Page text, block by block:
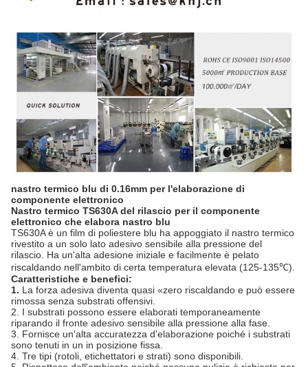
nastro termico blu di 0.16mm per l'elaborazione di
componente elettronico
Nastro termico TS630A del rilascio per il componente
elettronico che elabora nastro blu
TS630A è un film di poliestere blu ha appoggiato il nastro termico
rivestito a un solo lato adesivo sensibile alla pressione del
rilascio. Ha un'alta adesione iniziale e facilmente è pelato
riscaldando nell'ambito di certa temperatura elevata (125-135℃).
Caratteristiche e benefici:
1. La forza adesiva diventa quasi «zero riscaldando e può essere
rimossa senza substrati offensivi.
2. I substrati possono essere elaborati temporaneamente
riparando il fronte adesivo sensibile alla pressione alla fase.
3. Fornisce un'alta accuratezza d'elaborazione poiché i substrati
sono tenuti in un in posizione fissa.
4. Tre tipi (rotoli, etichettatori e strati) sono disponibili.